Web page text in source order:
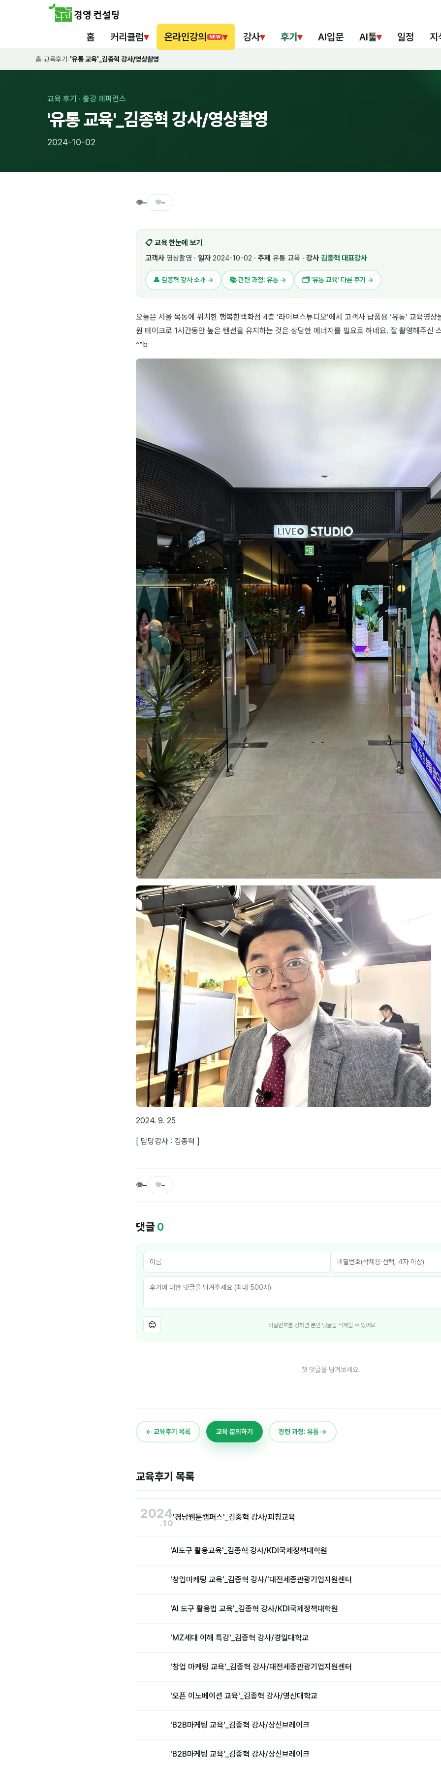
홈 커리큘럼▾ 온라인강의 NEW ▾ 강사▾ 후기 ▾ AI입문 AI툴▾ 일정 지
홈›교육후기 ›'유통 교육'_김종혁 강사/영상촬영
교육 후기 · 출강 레퍼런스
'유통 교육'_김종혁 강사/영상촬영
2024-10-02
👁– ♥–
📋 교육 한눈에 보기
고객사 영상촬영 · 일자 2024-10-02 · 주제 유통 교육 · 강사 김종혁 대표강사
👤 김종혁 강사 소개 → 📚 관련 과정: 유통 → 🗂 ‘유통 교육’ 다른 후기 →
오늘은 서울 목동에 위치한 행복한백화점 4층 ‘라이브스튜디오’에서 고객사 납품용 ‘유통’ 교육영
원 테이크로 1시간동안 높은 텐션을 유지하는 것은 상당한 에너지를 필요로 하네요. 잘 촬영해주신
^^b
2024. 9. 25
[ 담당강사 : 김종혁 ]
👁– ♥–
댓글 0
😊 비밀번호를 정하면 본인 댓글을 삭제할 수 있어요
첫 댓글을 남겨보세요.
← 교육후기 목록 교육 문의하기 관련 과정: 유통 →
교육후기 목록
2024
.10
'경남웹툰캠퍼스'_김종혁 강사/피칭교육
'AI도구 활용교육'_김종혁 강사/KDI국제정책대학원
'창업마케팅 교육'_김종혁 강사/'대전세종관광기업지원센터
'AI 도구 활용법 교육'_김종혁 강사/KDI국제정책대학원
'MZ세대 이해 특강'_김종혁 강사/경일대학교
'창업 마케팅 교육'_김종혁 강사/대전세종관광기업지원센터
'오픈 이노베이션 교육'_김종혁 강사/영산대학교
'B2B마케팅 교육'_김종혁 강사/상신브레이크
'B2B마케팅 교육'_김종혁 강사/상신브레이크